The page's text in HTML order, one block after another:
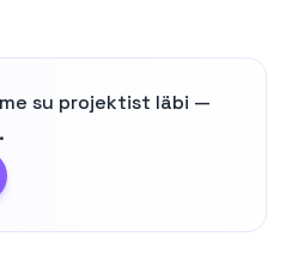
su projektist läbi —